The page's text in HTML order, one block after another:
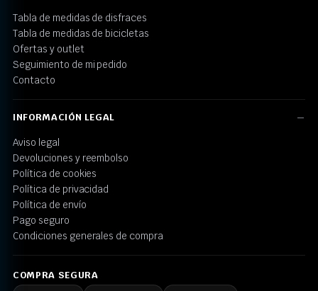
Tabla de medidas de disfraces
Tabla de medidas de bicicletas
Ofertas y outlet
Seguimiento de mi pedido
Contacto
INFORMACIÓN LEGAL
Aviso legal
Devoluciones y reembolso
Política de cookies
Política de privacidad
Política de envío
Pago seguro
Condiciones generales de compra
COMPRA SEGURA